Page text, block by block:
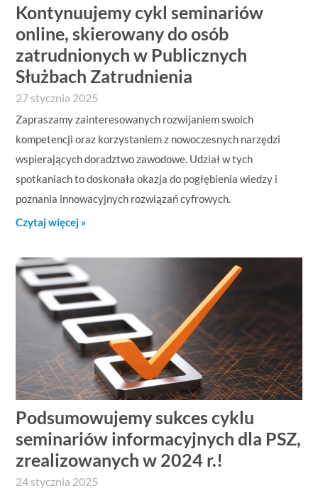
Kontynuujemy cykl seminariów
online, skierowany do osób
zatrudnionych w Publicznych
Służbach Zatrudnienia
27 stycznia 2025
Zapraszamy zainteresowanych rozwijaniem swoich
kompetencji oraz korzystaniem z nowoczesnych narzędzi
wspierających doradztwo zawodowe. Udział w tych
spotkaniach to doskonała okazja do pogłębienia wiedzy i
poznania innowacyjnych rozwiązań cyfrowych.
Czytaj więcej »
Podsumowujemy sukces cyklu
seminariów informacyjnych dla PSZ,
zrealizowanych w 2024 r.!
24 stycznia 2025